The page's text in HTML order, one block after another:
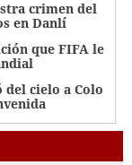
crimen del
en Danlí
que FIFA le
del cielo a Colo